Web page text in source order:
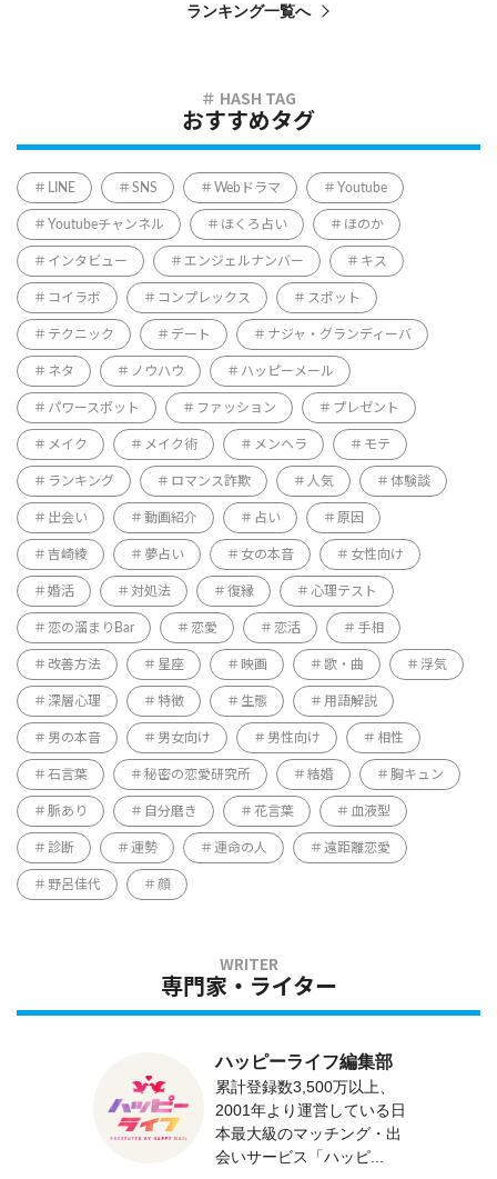
ランキング一覧へ
おすすめタグ
LINE SNS Webドラマ Youtube
Youtubeチャンネル ほくろ占い ほのか
インタビュー エンジェルナンバー キス
コイラボ コンプレックス スポット
テクニック デート ナジャ・グランディーバ
ネタ ノウハウ ハッピーメール
パワースポット ファッション プレゼント
メイク メイク術 メンヘラ モテ
ランキング ロマンス詐欺 人気 体験談
出会い 動画紹介 占い 原因
吉崎綾 夢占い 女の本音 女性向け
婚活 対処法 復縁 心理テスト
恋の溜まりBar 恋愛 恋活 手相
改善方法 星座 映画 歌・曲 浮気
深層心理 特徴 生態 用語解説
男の本音 男女向け 男性向け 相性
石言葉 秘密の恋愛研究所 結婚 胸キュン
脈あり 自分磨き 花言葉 血液型
診断 運勢 運命の人 遠距離恋愛
野呂佳代 顔
専門家・ライター
ハッピーライフ編集部
累計登録数3,500万以上、
2001年より運営している日
本最大級のマッチング・出
会いサービス「ハッピ...